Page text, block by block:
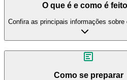
O que é e como é feito
Confira as principais informações sobre
Como se preparar